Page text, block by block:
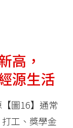
高，
源生活
圖16】通常
工、獎學金